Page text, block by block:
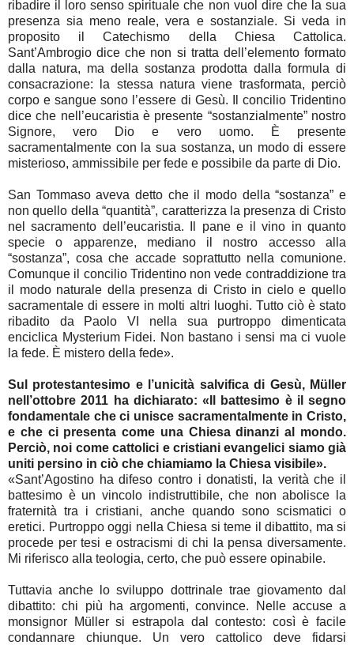
ribadire il loro senso spirituale che non vuol dire che la sua
presenza sia meno reale, vera e sostanziale. Si veda in
proposito il Catechismo della Chiesa Cattolica.
Sant’Ambrogio dice che non si tratta dell’elemento formato
dalla natura, ma della sostanza prodotta dalla formula di
consacrazione: la stessa natura viene trasformata, perciò
corpo e sangue sono l’essere di Gesù. Il concilio Tridentino
dice che nell’eucaristia è presente “sostanzialmente” nostro
Signore, vero Dio e vero uomo. È presente
sacramentalmente con la sua sostanza, un modo di essere
misterioso, ammissibile per fede e possibile da parte di Dio.
San Tommaso aveva detto che il modo della “sostanza” e
non quello della “quantità”, caratterizza la presenza di Cristo
nel sacramento dell’eucaristia. Il pane e il vino in quanto
specie o apparenze, mediano il nostro accesso alla
“sostanza”, cosa che accade soprattutto nella comunione.
Comunque il concilio Tridentino non vede contraddizione tra
il modo naturale della presenza di Cristo in cielo e quello
sacramentale di essere in molti altri luoghi. Tutto ciò è stato
ribadito da Paolo VI nella sua purtroppo dimenticata
enciclica Mysterium Fidei. Non bastano i sensi ma ci vuole
la fede. È mistero della fede».
Sul protestantesimo e l’unicità salvifica di Gesù, Müller
nell’ottobre 2011 ha dichiarato: «Il battesimo è il segno
fondamentale che ci unisce sacramentalmente in Cristo,
e che ci presenta come una Chiesa dinanzi al mondo.
Perciò, noi come cattolici e cristiani evangelici siamo già
uniti persino in ciò che chiamiamo la Chiesa visibile».
«Sant’Agostino ha difeso contro i donatisti, la verità che il
battesimo è un vincolo indistruttibile, che non abolisce la
fraternità tra i cristiani, anche quando sono scismatici o
eretici. Purtroppo oggi nella Chiesa si teme il dibattito, ma si
procede per tesi e ostracismi di chi la pensa diversamente.
Mi riferisco alla teologia, certo, che può essere opinabile.
Tuttavia anche lo sviluppo dottrinale trae giovamento dal
dibattito: chi più ha argomenti, convince. Nelle accuse a
monsignor Müller si estrapola dal contesto: così è facile
condannare chiunque. Un vero cattolico deve fidarsi